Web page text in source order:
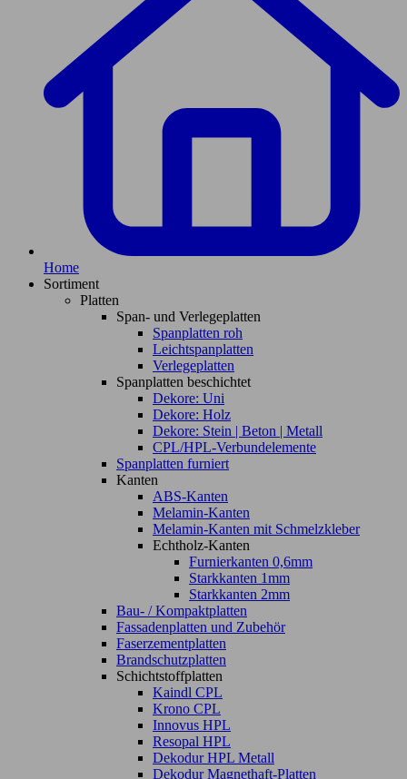
Home
Sortiment
Platten
Span- und Verlegeplatten
Spanplatten roh
Leichtspanplatten
Verlegeplatten
Spanplatten beschichtet
Dekore: Uni
Dekore: Holz
Dekore: Stein | Beton | Metall
CPL/HPL-Verbundelemente
Spanplatten furniert
Kanten
ABS-Kanten
Melamin-Kanten
Melamin-Kanten mit Schmelzkleber
Echtholz-Kanten
Furnierkanten 0,6mm
Starkkanten 1mm
Starkkanten 2mm
Bau- / Kompaktplatten
Fassadenplatten und Zubehör
Faserzementplatten
Brandschutzplatten
Schichtstoffplatten
Kaindl CPL
Krono CPL
Innovus HPL
Resopal HPL
Dekodur HPL Metall
Dekodur Magnethaft-Platten